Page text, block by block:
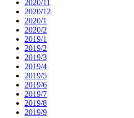
2020/11
2020/12
2020/1
2020/2
2019/1
2019/2
2019/3
2019/4
2019/5
2019/6
2019/7
2019/8
2019/9